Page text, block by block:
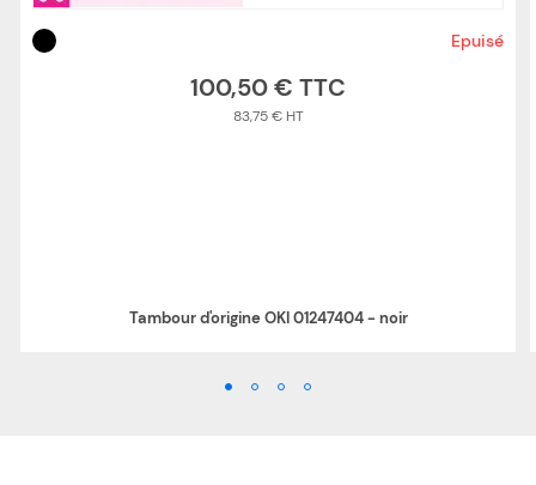
Epuisé
100,50 €
83,75 €
Tambour d'origine OKI 01247404 - noir